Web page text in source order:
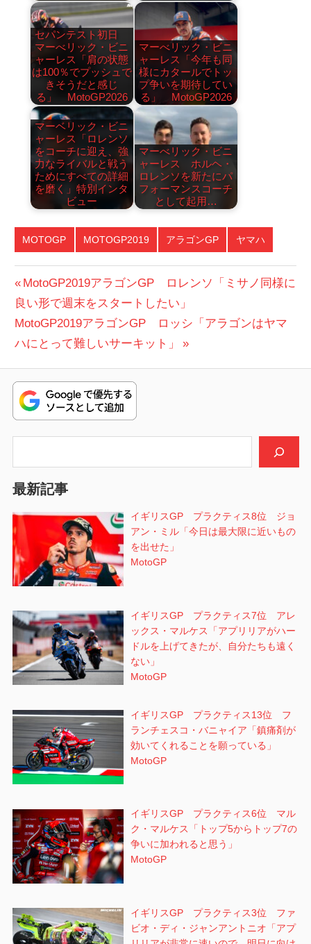
セパンテスト初日
マーべリック・ビニ
ャーレス「肩の状態
は100％でプッシュで
きそうだと感じ
る」 MotoGP2026
マーべリック・ビニ
ャーレス「今年も同
様にカタールでトッ
プ争いを期待してい
る」 MotoGP2026
マーベリック・ビニ
ャーレス「ロレンソ
をコーチに迎え、強
力なライバルと戦う
ためにすべての詳細
を磨く」特別インタ
ビュー
マーべリック・ビニ
ャーレス ホルヘ・
ロレンソを新たにパ
フォーマンスコーチ
として起用…
MOTOGP MOTOGP2019 アラゴンGP ヤマハ
投
稿
ナ
ビ
ゲ
ー
ン
前
の
投
稿:
MotoGP2019アラゴンGP ロレンソ「ミサノ同様に
良い形で週末をスタートしたい」
次
の
稿:
MotoGP2019アラゴンGP ロッシ「アラゴンはヤマ
ハにとって難しいサーキット」
最新記事
イギリスGP プラクティス8位 ジョ
アン・ミル「今日は最大限に近いもの
を出せた」
MotoGP
イギリスGP プラクティス7位 アレ
ックス・マルケス「アプリリアがハー
ドルを上げてきたが、自分たちも遠く
ない」
MotoGP
イギリスGP プラクティス13位 フ
ランチェスコ・バニャイア「鎮痛剤が
効いてくれることを願っている」
MotoGP
イギリスGP プラクティス6位 マル
ク・マルケス「トップ5からトップ7の
争いに加われると思う」
MotoGP
イギリスGP プラクティス3位 ファ
ビオ・ディ・ジャンアントニオ「アプ